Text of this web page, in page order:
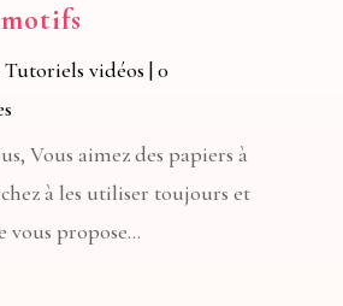
Tutoriels vidéos | 0
Vous aimez des papiers à
à les utiliser toujours et
vous propose...